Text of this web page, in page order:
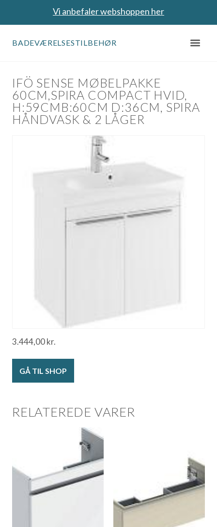
Vi anbefaler webshoppen her
BADEVÆRELSESTILBEHØR
IFÖ SENSE MØBELPAKKE
60CM,SPIRA COMPACT HVID,
H:59CMB:60CM D:36CM, SPIRA
HÅNDVASK & 2 LÅGER
3.444,00kr.
GÅ TIL SHOP
RELATEREDE VARER